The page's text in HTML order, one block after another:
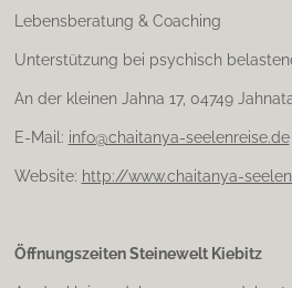
m
Lebensberatung & Coaching
Unterstützung bei psychisch
An der kleinen Jahna 17, 04749
E-Mail: info@chaitanya-seelenreise.de
Website: http://www.chaitanya-
Öffnungszeiten Steinewelt Kiebitz